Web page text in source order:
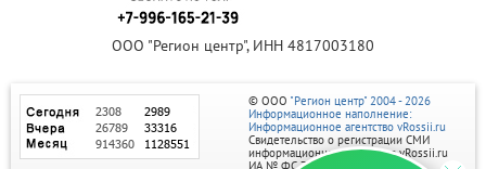
ООО "Регион центр", ИНН 4817003180
© ООО "Регион центр" 2004 - 2026
Информационное наполнение:
Информационное агентство vRossii.ru
Свидетельство о регистрации СМИ
информационного агентства vRossii.ru
ИА № ФС 77‑35502